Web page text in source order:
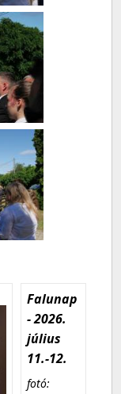
Falunap
- 2026.
július
11.-12.
fotó: